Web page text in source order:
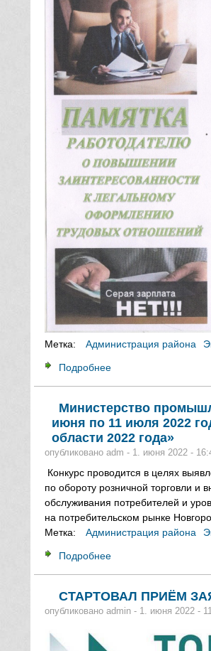
Метка: Администрация района
Подробнее
Министерство
июня по 11 июля 2022
области 2022 года»
опубликовано adm - 1. июня 2022 -
Конкурс проводится в целях
по обороту розничной торговли и
обслуживания потребителей и
на потребительском рынке
Метка:
Администрация района
Подробнее
СТАРТОВАЛ ПРИЁМ
опубликовано admin - 1. июня 2022 -